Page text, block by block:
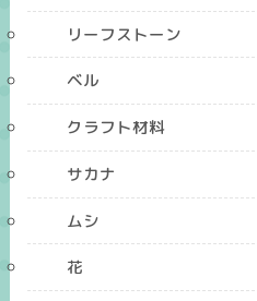
リーフストーン
ベル
クラフト材料
サカナ
ムシ
花